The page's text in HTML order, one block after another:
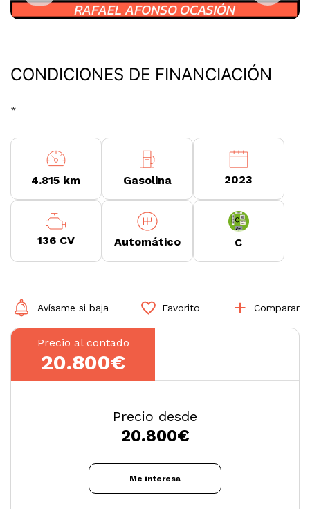
CONDICIONES DE FINANCIACIÓN
*
4.815 km Gasolina 2023
136 CV Automático C
Avísame si baja Favorito Comparar
Precio al contado
20.800€
Precio desde
20.800€
Me interesa